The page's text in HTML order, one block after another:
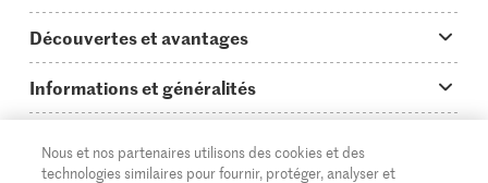
Idées de menus
Plats principaux
Simple & vite prêt
Découvertes et avantages
On en parle...
Tutoriels
Informations et généralités
Questions concernant Migusto
Cuisiner avec Migusto
Supermarché
Nous et nos partenaires utilisons des cookies et des
technologies similaires pour fournir, protéger, analyser et